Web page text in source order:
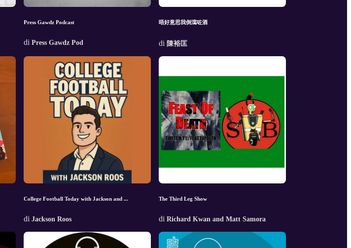
Press Gawdz Podcast
di Press Gawdz Pod
唔好意思我倒瀉咗酒
di 陳裕匡
College Football Today with Jackson and ...
di Jackson Roos
The Third Leg Show
di Richard Kwan and Matt Samora